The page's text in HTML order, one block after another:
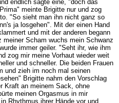
endlich sagte eine, "doch das
meinte Brigitte nur und zog
"So sieht man ihn nicht ganz so
ja losgehen". Mit der einen Hand
und mit der anderen begann
Scham wuchs mein Schwanz
immer geiler. "Seht ihr, wie ihm
zog mir meine Vorhaut wieder weit
und schneller. Die beiden Frauen
und zieh im noch mal seinen
Brigitte nahm den Vorschlag
Kraft an meinem Sack, ohne
meinen Orgasmus in mir
Rhythmus ihrer Hände vor und